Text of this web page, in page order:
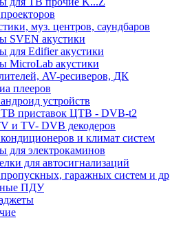
муз. центров, саундбаров
SVEN акустики
для Edifier акустики
MicroLab акустики
AV-ресиверов, ДК
плееров
устройств
ТВ приставок ЦТВ - DVB-t2
и TV- DVB декодеров
и климат систем
для электрокаминов
для автосигнализаций
гаражных систем и др
ПДУ